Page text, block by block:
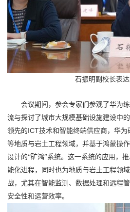
石振明副校长表达
会议期间，参会专家们参观了华为
流与探讨了城市大规模基础设施建设中
领先的ICT技术和智能终端供应商，华
等地质与岩土工程领域，并基于鸿蒙操
设计的“矿鸿”系统。这一系统的应用，
能化进程，同时也为地质与岩土工程领
战，尤其在智能监测、数据处理和远程
安全性和运营效率。